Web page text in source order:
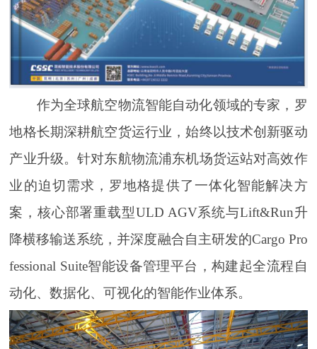
作为全球航空物流智能自动化领域的专家，罗
地格长期深耕航空货运行业，始终以技术创新驱动
产业升级。针对东航物流浦东机场货运站对高效作
业的迫切需求，罗地格提供了一体化智能解决方
案，核心部署重载型ULD AGV系统与Lift&Run升
降横移输送系统，并深度融合自主研发的Cargo Pro
fessional Suite智能设备管理平台，构建起全流程自
动化、数据化、可视化的智能作业体系。